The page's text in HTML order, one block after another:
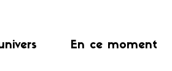
En ce moment